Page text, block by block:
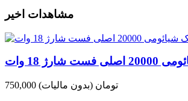
مشاهدات اخیر
شارژ 18 وات
750,000 تومان (بدون مالیات)